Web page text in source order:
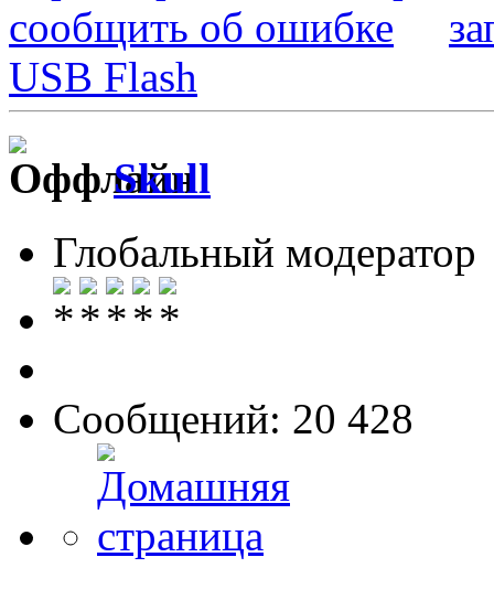
сообщить об ошибке
USB Flash
Skull
Глобальный модератор
Сообщений: 20 428